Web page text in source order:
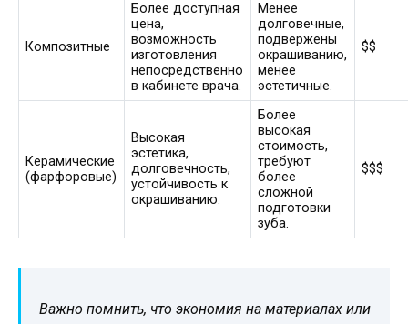
Композитные
Более доступная
цена,
возможность
изготовления
непосредственно
в кабинете врача.
Менее
долговечные,
подвержены
окрашиванию,
менее
эстетичные.
$$
Керамические
(фарфоровые)
Высокая
эстетика,
долговечность,
устойчивость к
окрашиванию.
Более
высокая
стоимость,
требуют
более
сложной
подготовки
зуба.
$$$
Важно помнить, что экономия на материалах или